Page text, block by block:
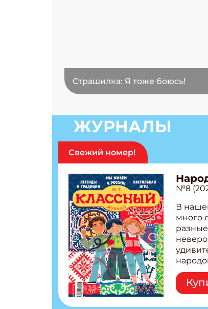
Страшилка: Я тоже боюсь!
ЖУРНАЛЫ
Свежий номер!
№8
В
много